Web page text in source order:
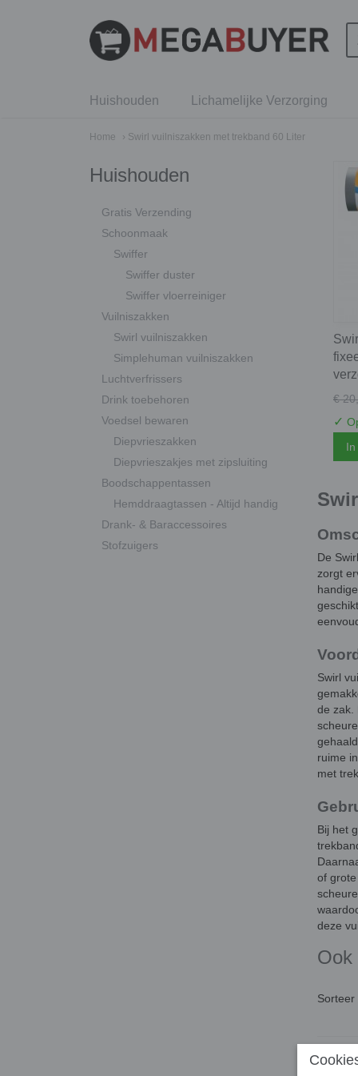
Huishouden Lichamelijke Verzorging
Home › Swirl vuilniszakken met trekband 60 Liter
Huishouden
Gratis Verzending
Schoonmaak
Swiffer
Swiffer duster
Swiffer vloerreiniger
Vuilniszakken
Swirl vuilniszakken
Simplehuman vuilniszakken
Luchtverfrissers
Drink toebehoren
Voedsel bewaren
Diepvrieszakken
Diepvrieszakjes met zipsluiting
Boodschappentassen
Hemddraagtassen - Altijd handig
Drank- & Baraccessoires
Stofzuigers
€
✓
De
zorgt
Swirl
de zak.
ruime
met
Bij het
of
deze
Ook